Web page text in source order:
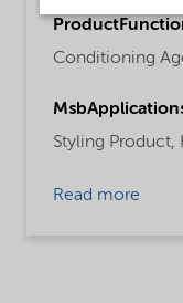
Conditioning
Styling Product,
Read more